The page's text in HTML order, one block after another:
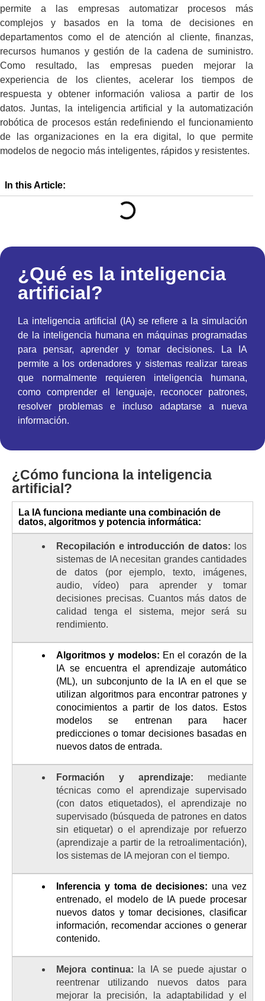
permite a las empresas automatizar procesos más
complejos y basados en la toma de decisiones en
departamentos como el de atención al cliente, finanzas,
recursos humanos y gestión de la cadena de suministro.
Como resultado, las empresas pueden mejorar la
experiencia de los clientes, acelerar los tiempos de
respuesta y obtener información valiosa a partir de los
datos. Juntas, la inteligencia artificial y la automatización
robótica de procesos están redefiniendo el funcionamiento
de las organizaciones en la era digital, lo que permite
modelos de negocio más inteligentes, rápidos y resistentes.
In this Article:
¿Qué es la inteligencia
artificial?
La inteligencia artificial (IA) se refiere a la simulación
de la inteligencia humana en máquinas programadas
para pensar, aprender y tomar decisiones. La IA
permite a los ordenadores y sistemas realizar tareas
que normalmente requieren inteligencia humana,
como comprender el lenguaje, reconocer patrones,
resolver problemas e incluso adaptarse a nueva
información.
¿Cómo funciona la inteligencia
artificial?
La IA funciona mediante una combinación de
datos, algoritmos y potencia informática:
Recopilación e introducción de datos: los
sistemas de IA necesitan grandes cantidades
de datos (por ejemplo, texto, imágenes,
audio, vídeo) para aprender y tomar
decisiones precisas. Cuantos más datos de
calidad tenga el sistema, mejor será su
rendimiento.
Algoritmos y modelos: En el corazón de la
IA se encuentra el aprendizaje automático
(ML), un subconjunto de la IA en el que se
utilizan algoritmos para encontrar patrones y
conocimientos a partir de los datos. Estos
modelos se entrenan para hacer
predicciones o tomar decisiones basadas en
nuevos datos de entrada.
Formación y aprendizaje: mediante
técnicas como el aprendizaje supervisado
(con datos etiquetados), el aprendizaje no
supervisado (búsqueda de patrones en datos
sin etiquetar) o el aprendizaje por refuerzo
(aprendizaje a partir de la retroalimentación),
los sistemas de IA mejoran con el tiempo.
Inferencia y toma de decisiones: una vez
entrenado, el modelo de IA puede procesar
nuevos datos y tomar decisiones, clasificar
información, recomendar acciones o generar
contenido.
Mejora continua: la IA se puede ajustar o
reentrenar utilizando nuevos datos para
mejorar la precisión, la adaptabilidad y el